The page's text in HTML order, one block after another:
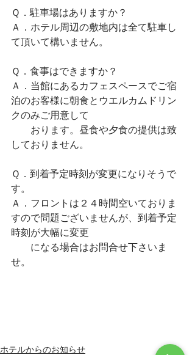
Ｑ．駐車場はありますか？
Ａ．ホテル周辺の敷地内は全て駐車し
て頂いて構いません。
Ｑ．食事はできますか？
Ａ．当館にあるカフェスペースでご宿
泊のお客様に朝食とウエルカムドリン
クのみご用意して
おります。昼食や夕食の提供は致
しておりません。
Ｑ．到着予定時刻が変更になりそうで
す。
Ａ．フロントは２４時間空いておりま
すので問題ございませんが、到着予定
時刻が大幅に変更
になる場合はお問合せ下さいま
せ。
ホテルからのお知らせ